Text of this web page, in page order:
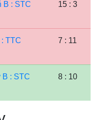
B : STC
15 : 3
TTC
7 : 11
B : STC
8 : 10